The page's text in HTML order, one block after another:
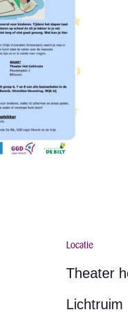
Locatie
Theater
Lichtruim